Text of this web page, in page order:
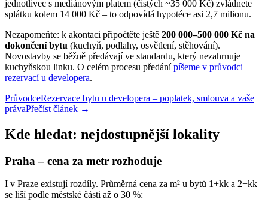
jednotlivec s mediánovým platem (čistých ~35 000 Kč) zvládnete
splátku kolem 14 000 Kč – to odpovídá hypotéce asi 2,7 milionu.
Nezapomeňte: k akontaci připočtěte ještě 200 000–500 000 Kč na
dokončení bytu (kuchyň, podlahy, osvětlení, stěhování).
Novostavby se běžně předávají ve standardu, který nezahrnuje
kuchyňskou linku. O celém procesu předánípíšeme v průvodci
rezervací u developera.
PrůvodceRezervace bytu u developera – poplatek, smlouva a vaše
právaPřečíst článek →
Kde hledat: nejdostupnější lokality
Praha – cena za metr rozhoduje
I v Praze existují rozdíly. Průměrná cena za m² u bytů 1+kk a 2+kk
se liší podle městské části až o 30 %: